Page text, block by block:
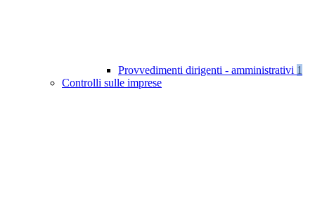
Provvedimenti dirigenti - amministrativi 1
Controlli sulle imprese